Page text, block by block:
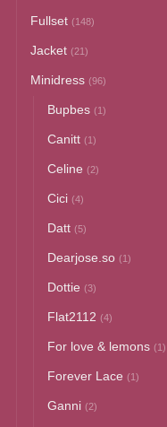
Fullset (148)
Jacket (21)
Minidress (96)
Bupbes (1)
Canitt (1)
Celine (2)
Cici (4)
Datt (5)
Dearjose.so (1)
Dottie (3)
Flat2112 (4)
For love & lemons (1)
Forever Lace (1)
Ganni (2)